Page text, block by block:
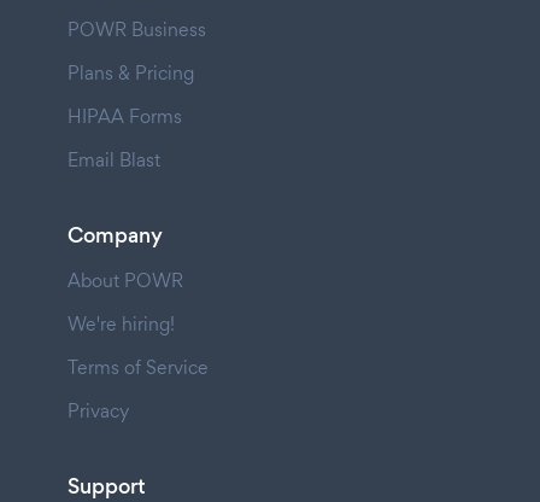
POWR Business
Plans & Pricing
HIPAA Forms
Email Blast
Company
About POWR
We're hiring!
Terms of Service
Privacy
Support